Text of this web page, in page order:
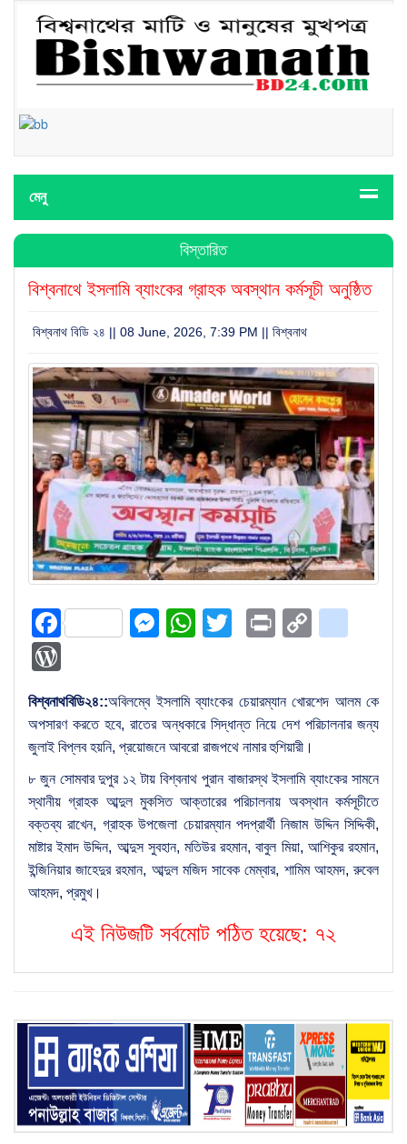
মেনু
বিস্তারিত
বিশ্বনাথে ইসলামি ব্যাংকের গ্রাহক অবস্থান কর্মসূচী অনুষ্ঠিত
বিশ্বনাথ বিডি ২৪ || 08 June, 2026, 7:39 PM || বিশ্বনাথ
FacebookMessenger
WhatsApp
Twitter
Print
বিশ্বনাথবিডি২৪::অবিলম্বে ইসলামি ব্যাংকের চেয়ারম্যান খোরশেদ আলম কে
অপসারণ করতে হবে, রাতের অন্ধকারে সিদ্ধান্ত নিয়ে দেশ পরিচালনার জন্য
জুলাই বিপ্লব হয়নি, প্রয়োজনে আবরো রাজপথে নামার হুশিয়ারী।
৮ জুন সোমবার দুপুর ১২ টায় বিশ্বনাথ পুরান বাজারস্থ ইসলামি ব্যাংকের সামনে
স্থানীয় গ্রাহক আব্দুল মুকসিত আক্তারের পরিচালনায় অবস্থান কর্মসূচীতে
বক্তব্য রাখেন, গ্রাহক উপজেলা চেয়ারম্যান পদপ্রার্থী নিজাম উদ্দিন সিদ্দিকী,
মাষ্টার ইমাদ উদ্দিন, আব্দুস সুবহান, মতিউর রহমান, বাবুল মিয়া, আশিকুর রহমান,
ইন্জিনিয়ার জাহেদুর রহমান, আব্দুল মজিদ সাবেক মেম্বার, শামিম আহমদ, রুবেল
আহমদ, প্রমুখ।
এই নিউজটি সর্বমোট পঠিত হয়েছে: ৭২